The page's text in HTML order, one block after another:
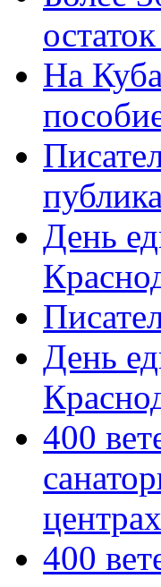
На
День
День
400
400